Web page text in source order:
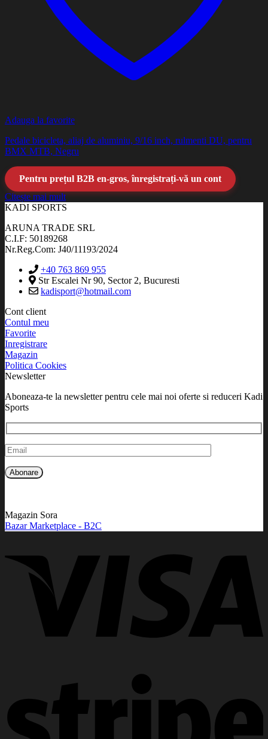
Adauga la favorite
Pedale bicicleta, aliaj de aluminiu, 9/16 inch, rulmenti DU, pentru
BMX MTB, Negru
Pentru prețul B2B en-gros, înregistrați-vă un cont
Citește mai mult
KADI SPORTS
ARUNA TRADE SRL
C.I.F: 50189268
Nr.Reg.Com: J40/11193/2024
+40 763 869 955
Str Escalei Nr 90, Sector 2, Bucuresti
kadisport@hotmail.com
Cont client
Contul meu
Favorite
Inregistrare
Magazin
Politica Cookies
Newsletter
Aboneaza-te la newsletter pentru cele mai noi oferte si reduceri Kadi
Sports
Magazin Sora
Bazar Marketplace - B2C